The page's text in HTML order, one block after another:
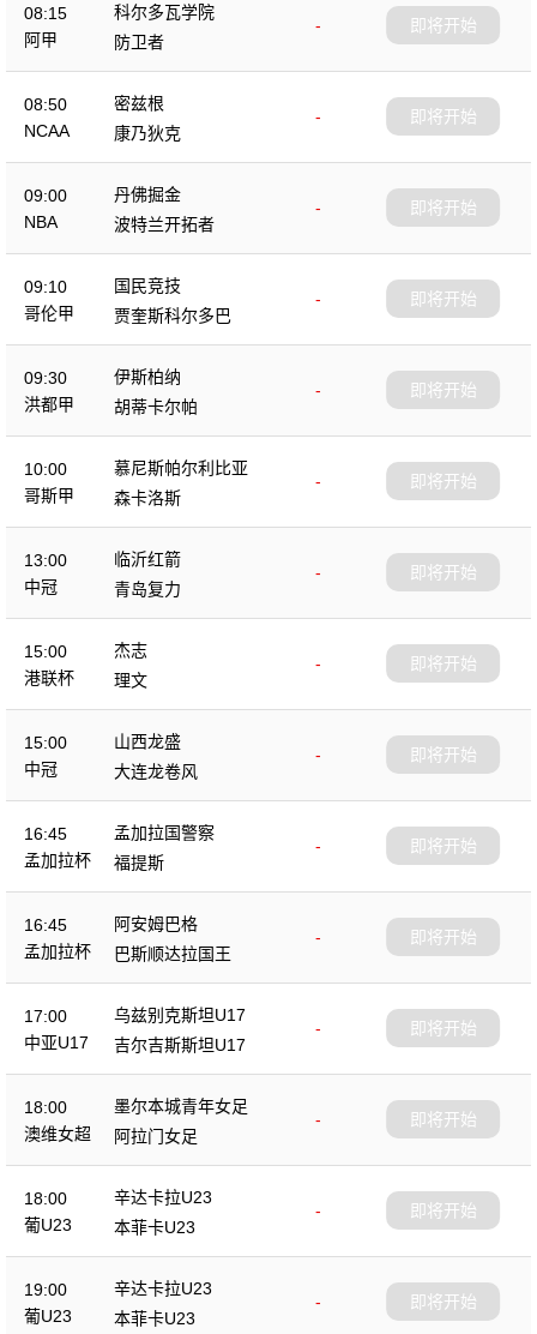
08:15
阿甲
科尔多瓦学院
-
防卫者
即将开始
08:50
NCAA
密兹根
-
康乃狄克
即将开始
09:00
NBA
丹佛掘金
-
波特兰开拓者
即将开始
09:10
哥伦甲
国民竞技
-
贾奎斯科尔多巴
即将开始
09:30
洪都甲
伊斯柏纳
-
胡蒂卡尔帕
即将开始
10:00
哥斯甲
慕尼斯帕尔利比亚
-
森卡洛斯
即将开始
13:00
中冠
临沂红箭
-
青岛复力
即将开始
15:00
港联杯
杰志
-
理文
即将开始
15:00
中冠
山西龙盛
-
大连龙卷风
即将开始
16:45
孟加拉杯
孟加拉国警察
-
福提斯
即将开始
16:45
孟加拉杯
阿安姆巴格
-
巴斯顺达拉国王
即将开始
17:00
中亚U17
乌兹别克斯坦U17
-
吉尔吉斯斯坦U17
即将开始
18:00
澳维女超
墨尔本城青年女足
-
阿拉门女足
即将开始
18:00
葡U23
辛达卡拉U23
-
本菲卡U23
即将开始
19:00
葡U23
辛达卡拉U23
-
本菲卡U23
即将开始